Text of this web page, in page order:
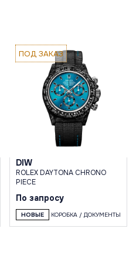
ПОД ЗАКАЗ
DIW
ROLEX DAYTONA CHRONO
PIECE
По запросу
НОВЫЕ КОРОБКА / ДОКУМЕНТЫ